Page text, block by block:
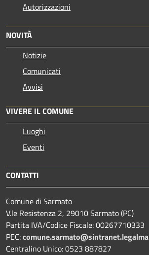
Autorizzazioni
NOVITÀ
Notizie
Comunicati
Avvisi
VIVERE IL COMUNE
Luoghi
Eventi
CONTATTI
Comune di Sarmato
V.le Resistenza 2, 29010 Sarmato (PC)
Partita IVA/Codice Fiscale: 00267710333
PEC:
Centralino Unico: 0523 887827